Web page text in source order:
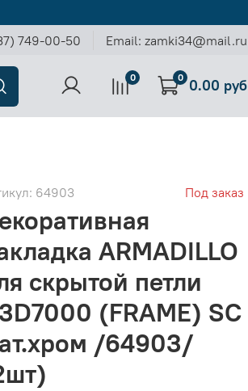
749-00-50 Email: zamki34@mail.ru
0 0 0.00 руб
64903 Под заказ
ARMADILLO
скрытой петли
(FRAME) SC
/64903/